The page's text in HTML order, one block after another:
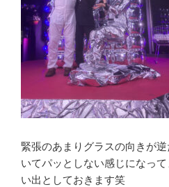
緊張のあまりグラスの向きが
いてパッとしない感じになっ
い出としておきます笑